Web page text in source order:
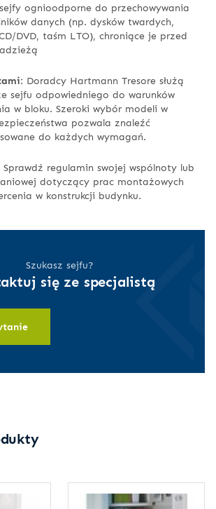
ognioodporne do przechowywania
danych (np. dysków twardych,
DVD, taśm LTO), chroniące je przed
: Doradcy Hartmann Tresore służą
sejfu odpowiedniego do warunków
w bloku. Szeroki wybór modeli w
pozwala znaleźć
do każdych wymagań.
Sprawdź regulamin swojej wspólnoty lub
dotyczący prac montażowych
w konstrukcji budynku.
Szukasz sejfu?
się ze specjalistą